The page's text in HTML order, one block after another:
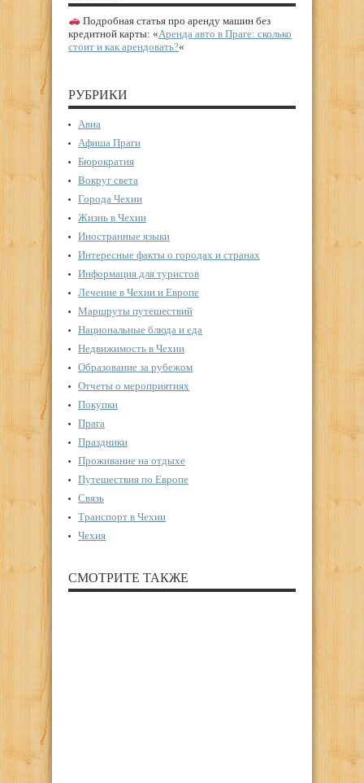
Подробная статья про аренду машин без
кредитной карты: «Аренда авто в Праге: сколько
стоит и как арендовать?«
РУБРИКИ
Авиа
Афиша Праги
Бюрократия
Вокруг света
Города Чехии
Жизнь в Чехии
Иностранные языки
Интересные факты о городах и странах
Информация для туристов
Лечение в Чехии и Европе
Маршруты путешествий
Национальные блюда и еда
Недвижимость в Чехии
Образование за рубежом
Отчеты о мероприятиях
Покупки
Прага
Праздники
Проживание на отдыхе
Путешествия по Европе
Связь
Транспорт в Чехии
Чехия
СМОТРИТЕ ТАКЖЕ